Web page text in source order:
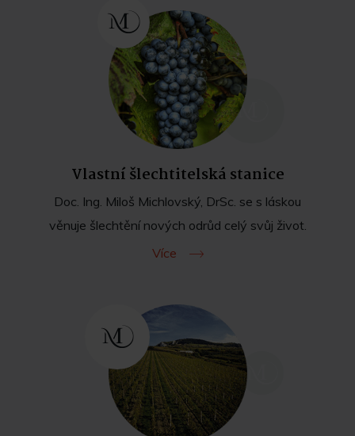
Vlastní šlechtitelská stanice
Doc. Ing. Miloš Michlovský, DrSc. se s láskou
věnuje šlechtění nových odrůd celý svůj život.
Více